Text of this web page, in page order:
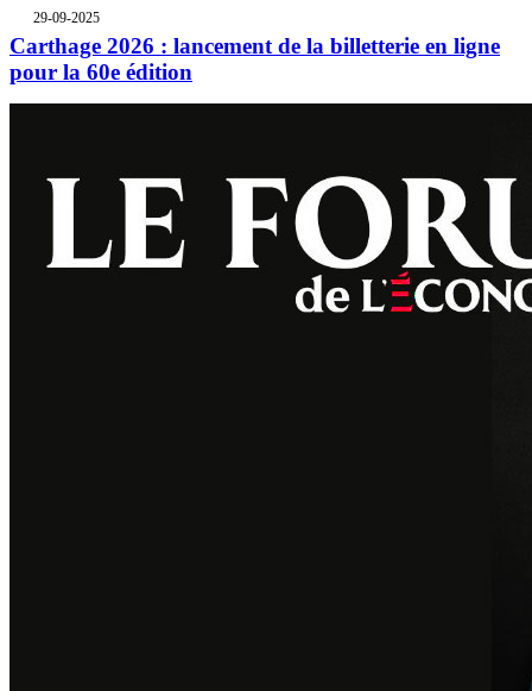
29-09-2025
Carthage 2026 : lancement de la billetterie en ligne
pour la 60e édition